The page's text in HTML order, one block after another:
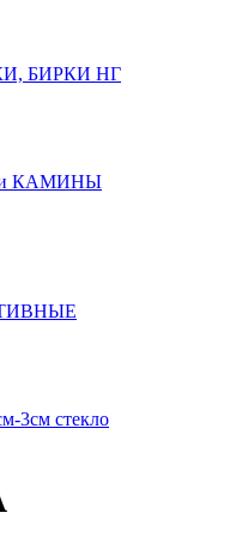
БИРКИ НГ
КАМИНЫ
стекло